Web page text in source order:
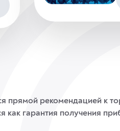
прямой рекомендацией к
как гарантия получения